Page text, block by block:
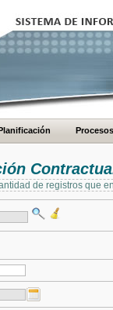
Procesos
de registros que